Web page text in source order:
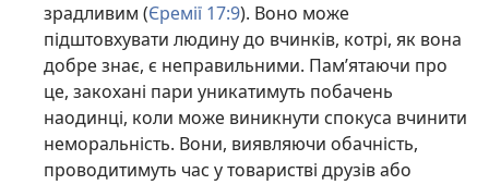
зрадливим (Єремії 17:9). Воно може
підштовхувати людину до вчинків, котрі, як вона
добре знає, є неправильними. Пам’ятаючи про
це, закохані пари уникатимуть побачень
наодинці, коли може виникнути спокуса вчинити
неморальність. Вони, виявляючи обачність,
проводитимуть час у товаристві друзів або